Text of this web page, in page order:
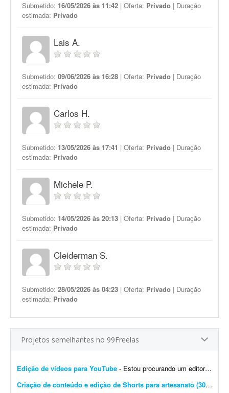
Submetido: 16/05/2026 às 11:42 | Oferta: Privado | Duração
estimada: Privado
Lais A.
Submetido: 09/06/2026 às 16:28 | Oferta: Privado | Duração
estimada: Privado
Carlos H.
Submetido: 13/05/2026 às 17:41 | Oferta: Privado | Duração
estimada: Privado
Michele P.
Submetido: 14/05/2026 às 20:13 | Oferta: Privado | Duração
estimada: Privado
Cleiderman S.
Submetido: 28/05/2026 às 04:23 | Oferta: Privado | Duração
estimada: Privado
Projetos semelhantes no 99Freelas
Edição de vídeos para YouTube - Estou procurando um editor de vídeo para editar vídeos longos para YouTube. A edição não precisa ser muito sofisticada. Procuro algo simples, dinâmico e ag...
Criação de conteúdo e edição de Shorts para artesanato (30 vídeos/mês)